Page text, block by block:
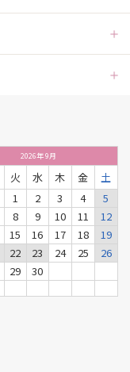
2026年9月
火 水 木 金
土
1
2 3 4
5
8 9 10 11
12
15 16 17 18
19
22 23 24 25
26
29 30